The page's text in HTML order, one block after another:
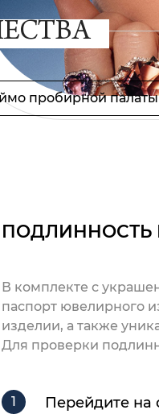
пробирной
ПОДЛИННОСТЬ
В комплекте с
паспорт ювелирного
изделии, а также
Для проверки
Перейдите